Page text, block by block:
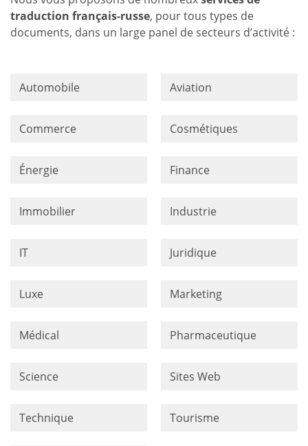
traduction français-russe, pour tous types de
documents, dans un large panel de secteurs d’activité :
Automobile Aviation
Commerce Cosmétiques
Énergie Finance
Immobilier Industrie
IT Juridique
Luxe Marketing
Médical Pharmaceutique
Science Sites Web
Technique Tourisme